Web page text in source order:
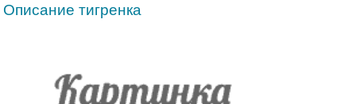
Описание тигренка